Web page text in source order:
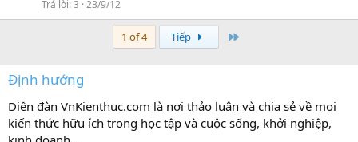
Trả lời 3 23/9/12
1 of 4 Tiếp
Định hướng
Diễn đàn VnKienthuc.com là nơi thảo luận và chia sẻ về mọi
kiến thức hữu ích trong học tập và cuộc sống, khởi nghiệp,